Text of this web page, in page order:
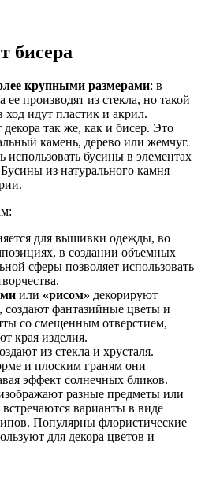
бисера
крупными размерами: в
производят из стекла, но такой
ход идут пластик и акрил.
так же, как и бисер. Это
камень, дерево или жемчуг.
использовать бусины в элементах
из натурального камня
для вышивки одежды, во
в создании объемных
сферы позволяет использовать
или «рисом» декорируют
создают фантазийные цветы и
со смещенным отверстием,
края изделия.
из стекла и хрусталя.
и плоским граням они
эффект солнечных бликов.
разные предметы или
варианты в виде
Популярны флористические
для декора цветов и